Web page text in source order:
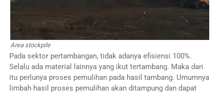
Area stockpile
Pada sektor pertambangan, tidak adanya efisiensi 100%.
Selalu ada material lainnya yang ikut tertambang. Maka dari
itu perlunya proses pemulihan pada hasil tambang. Umumnya
limbah hasil proses pemulihan akan ditampung dan dapat